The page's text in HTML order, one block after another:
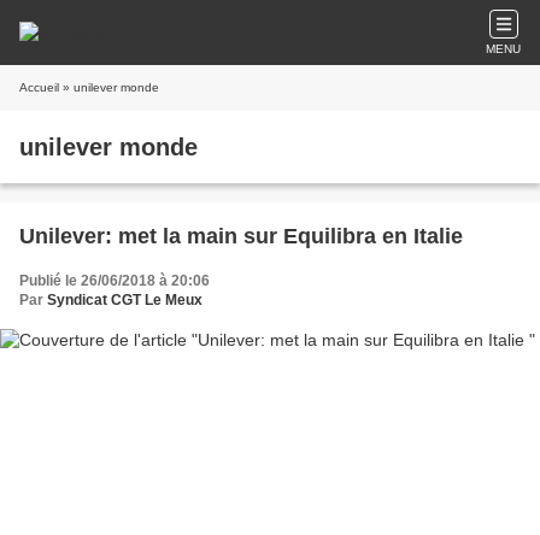
MENU
Accueil » unilever monde
unilever monde
Unilever: met la main sur Equilibra en Italie
Publié le 26/06/2018 à 20:06
Par Syndicat CGT Le Meux